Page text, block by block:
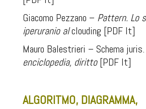
Giacomo Pezzano – Pattern. Lo
iperuranio alclouding [PDF It]
Mauro Balestrieri – Schema juris.
enciclopedia, diritto[PDF It]
ALGORITMO, DIAGRAMMA,